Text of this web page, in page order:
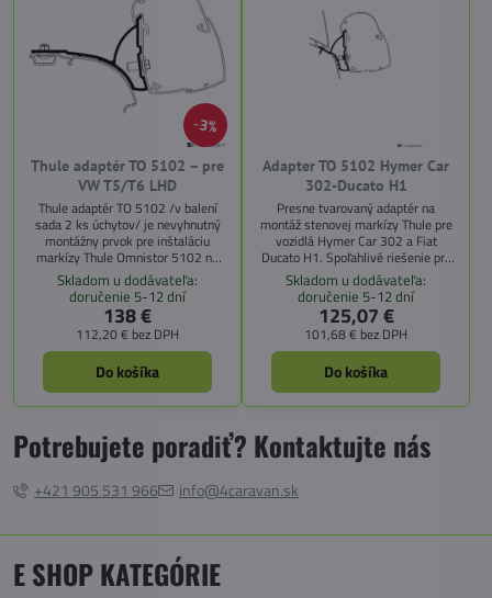
3%
Thule adaptér TO 5102 – pre
VW T5/T6 LHD
Thule adaptér TO 5102 /v balení
sada 2 ks úchytov/ je nevyhnutný
montážny prvok pre inštaláciu
markízy Thule Omnistor 5102 na
vozidlá VW T5 a T6 s ľavostranným
riadením (LHD). Tento špeciálne
navrhnutý adaptér umožňuje rýchlu,
bezpečnú a stabilnú montáž markízy
na karosériu vozidla.
Skladom u dodávateľa:
doručenie 5-12 dní
138 €
112,20 € bez DPH
Do košíka
Adapter TO 5102 Hymer Car
302-Ducato H1
Presne tvarovaný adaptér na
montáž stenovej markízy Thule pre
vozidlá Hymer Car 302 a Fiat
Ducato H1. Spoľahlivé riešenie pre
bezpečné uchytenie markízy na
karavan alebo obytné vozidlo.
Skladom u dodávateľa:
doručenie 5-12 dní
125,07 €
101,68 € bez DPH
Do košíka
Potrebujete poradiť? Kontaktujte nás
+421 905 531 966 info@4caravan.sk
E SHOP KATEGÓRIE